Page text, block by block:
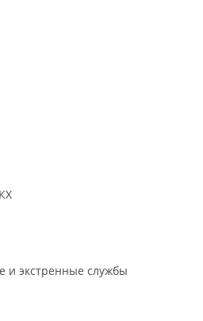
и экстренные службы